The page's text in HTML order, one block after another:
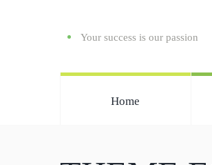
Your success is our passion
Home